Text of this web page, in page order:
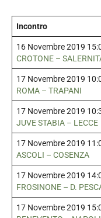
Incontro
16 Novembre 2019
CROTONE –
17 Novembre 2019
ROMA – TRAPANI
17 Novembre 2019
JUVE STABIA – LECCE
17 Novembre 2019
ASCOLI – COSENZA
17 Novembre 2019
FROSINONE – D.
17 Novembre 2019